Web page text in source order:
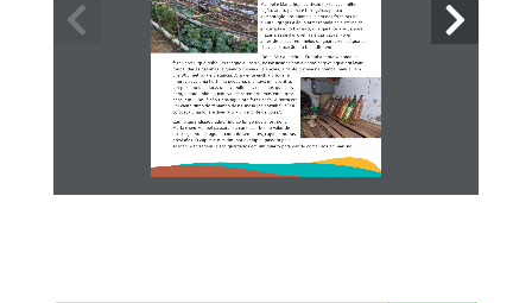
Manoel e Maria hoje cultivam hortaliças, milho,
feijão, andú, palma e forrageiras para a
alimentação dos animais, além das fruteiras no
quintal, graças à água armazenada na cisterna de
enxurrada e no barreiro, que garante a água para
matar a sede das ovelhas e das vacas. Porém,
antes de possuírem meios de guardarem a água da
chuva, a situação era bem diferente.
Dona Maria lembra: “Eu tinha tanta vontade de
fazer horta, que tinha um tanque ali perto, nesse açudezinho a gente pegava água pra lavar
roupa, dar as galinhas, e quando chovia que enchia, a gente puxava na bomba manual, era
uns 300 metros de distancia. Aí a gente enchia o tonel e
improvisava uma hortinha pequena, plantava um coentro,
um pezinho de alface, uma cebolinha... nos anos que chovia
bem, o tanquinho aguentava até setembro, mas em outros
anos, em julho já não tinha água pra fazer nada. A horta era
um canteirinho do tamanho dessa mesa [da cozinha], aí eu
colocava uma lona e dividia pra um monte de coisa”.
Com o aprendizado adquirido ao longo dos anos, dona
Maria e seu Manoel passaram a conhecer bem o valor de
estocar, tanto de água quanto de sementes, capim e outras
provisões. O capim e o milho, por exemplo, passam pela
silagem e forragem, e são guardados em um quarto para dar de comer aos animais no